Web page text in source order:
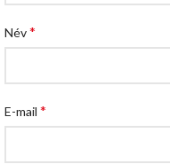
Név*
E-mail *